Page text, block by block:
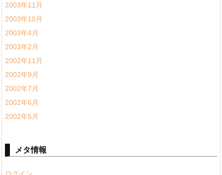
2003年11月
2003年10月
2003年4月
2003年2月
2002年11月
2002年9月
2002年7月
2002年6月
2002年5月
メタ情報
ログイン